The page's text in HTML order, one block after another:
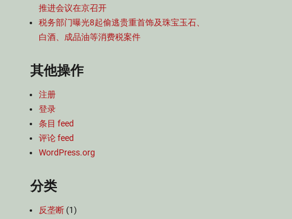
推进会议在京召开
税务部门曝光8起偷逃贵重首饰及珠宝玉石、
白酒、成品油等消费税案件
其他操作
注册
登录
条目 feed
评论 feed
WordPress.org
分类
反垄断 (1)